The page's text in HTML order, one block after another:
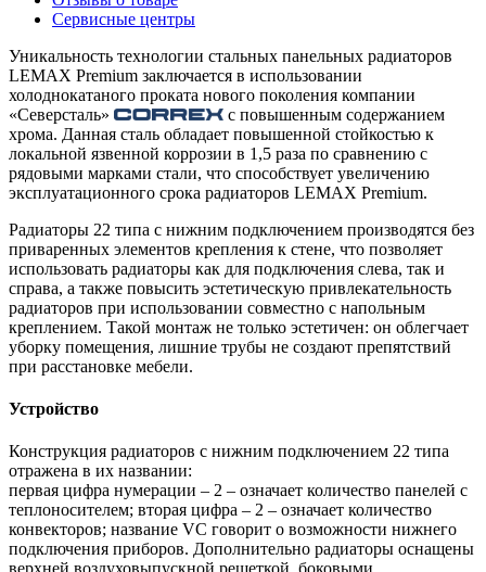
Сервисные центры
Уникальность технологии стальных панельных радиаторов
LEMAX Premium заключается в использовании
холоднокатаного проката нового поколения компании
«Северсталь»
с повышенным содержанием
хрома. Данная сталь обладает повышенной стойкостью к
локальной язвенной коррозии в 1,5 раза по сравнению с
рядовыми марками стали, что способствует увеличению
эксплуатационного срока радиаторов LEMAX Premium.
Радиаторы 22 типа с нижним подключением производятся без
приваренных элементов крепления к стене, что позволяет
использовать радиаторы как для подключения слева, так и
справа, а также повысить эстетическую привлекательность
радиаторов при использовании совместно с напольным
креплением. Такой монтаж не только эстетичен: он облегчает
уборку помещения, лишние трубы не создают препятствий
при расстановке мебели.
Устройство
Конструкция радиаторов с нижним подключением 22 типа
отражена в их названии:
первая цифра нумерации – 2 – означает количество панелей с
теплоносителем; вторая цифра – 2 – означает количество
конвекторов; название VС говорит о возможности нижнего
подключения приборов. Дополнительно радиаторы оснащены
верхней воздуховыпускной решеткой, боковыми